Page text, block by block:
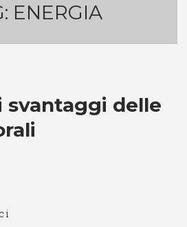
ENERGIA
svantaggi delle